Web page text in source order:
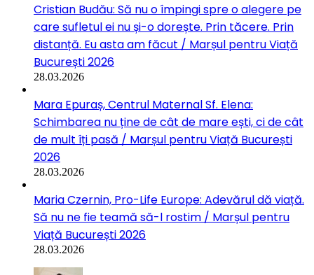
Cristian Budău: Să nu o împingi spre o alegere pe
care sufletul ei nu și-o dorește. Prin tăcere. Prin
distanță. Eu asta am făcut / Marșul pentru Viață
București 2026
28.03.2026
Mara Epuraș, Centrul Maternal Sf. Elena:
Schimbarea nu ține de cât de mare ești, ci de cât
de mult îți pasă / Marșul pentru Viață București
2026
28.03.2026
Maria Czernin, Pro-Life Europe: Adevărul dă viață.
Să nu ne fie teamă să-l rostim / Marșul pentru
Viață București 2026
28.03.2026